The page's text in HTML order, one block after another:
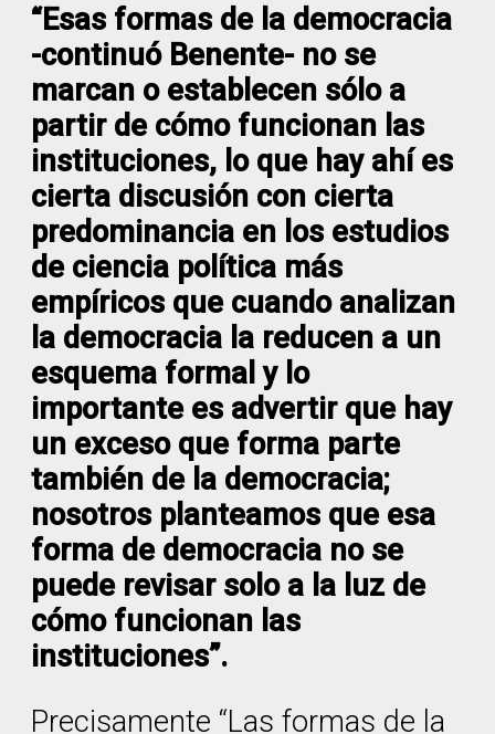
“Esas formas de la democracia
-continuó Benente- no se
marcan o establecen sólo a
partir de cómo funcionan las
instituciones, lo que hay ahí es
cierta discusión con cierta
predominancia en los estudios
de ciencia política más
empíricos que cuando analizan
la democracia la reducen a un
esquema formal y lo
importante es advertir que hay
un exceso que forma parte
también de la democracia;
nosotros planteamos que esa
forma de democracia no se
puede revisar solo a la luz de
cómo funcionan las
instituciones”.
Precisamente “Las formas de la